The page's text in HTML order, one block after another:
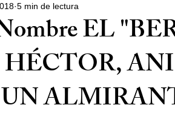
EL
HÉCTOR,
5 min de lectura